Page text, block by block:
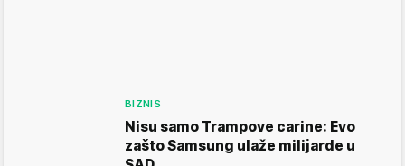
BIZNIS
Nisu samo Trampove carine: Evo
zašto Samsung ulaže milijarde u